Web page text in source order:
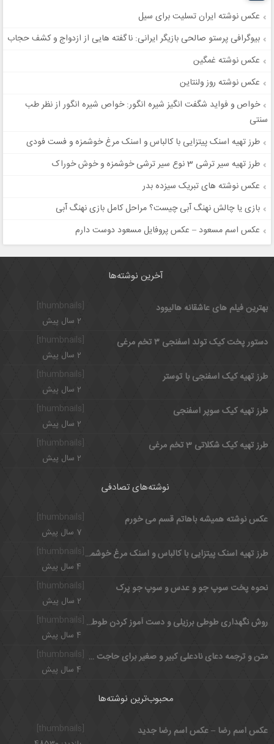
عکس نوشته ایران تسلیت برای سیل
بیوگرافی پرستو صالحی بازیگر ایرانی: ناگفته هایی از ازدواج و کشف حجاب
عکس نوشته غمگین
عکس نوشته روز ولنتاین
خواص و فواید شگفت انگیز شیره انگور: خواص شیره انگور از نظر طب
سنتی
طرز تهیه اسنک پیتزایی با کالباس و اسنک مرغ خوشمزه و فست فودی
طرز تهیه سیر ترشی 3 نوع سیر ترشی خوشمزه و خوش خوراک
عکس نوشته های تبریک سیزده بدر
بازی یا چالش نهنگ آبی چیست؟ مراحل کامل بازی نهنگ آبی
عکس اسم مسعود – عکس پروفایل مسعود دوست دارم
آخرین نوشته‌ها
بهترین فیلم های عاشقانه هالیوود
2 سال پیش
[thumbnails]
دستور پخت کیک تولد اسفنجی ۳ تخم مرغی
2 سال پیش
طرز تهیه کیک اسفنجی با توستر
2 سال پیش
[thumbnails]
طرز تهیه کیک سوپر اسفنجی
2 سال پیش
طرز تهیه کیک شکلاتی 3 تخم مرغی
2 سال پیش
نوشته‌های تصادفی
[thumbnails] عکس نوشته همیشه باهاتم قسم می خورم
7 سال پیش
طرز تهیه اسنک پیتزایی با کالباس و اسنک مرغ خوشمزه و فست فودی
4 سال پیش
[thumbnails]
نحوه پخت سوپ جو و عدس و سوپ جو پرک
2 سال پیش
روش نگهداری طوطی برزیلی و دست آموز کردن طوطی کوتوله
4 سال پیش
متن و ترجمه دعای نادعلی کبیر و صغیر برای حاجت + فضائل ختم نادعلی
4 سال پیش
محبوب‌ترین نوشته‌ها
عکس اسم رضا – عکس اسم رضا جدید